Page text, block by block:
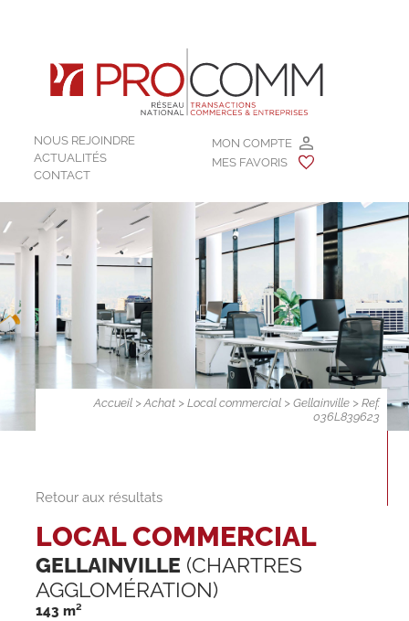
MON COMPTE
MES FAVORIS
NOUS REJOINDRE
ACTUALITÉS
CONTACT
Accueil >Achat >Local commercial >Gellainville > Ref.
036L839623
Retour aux résultats
LOCAL COMMERCIAL
GELLAINVILLE (CHARTRES
AGGLOMÉRATION)
143 m²